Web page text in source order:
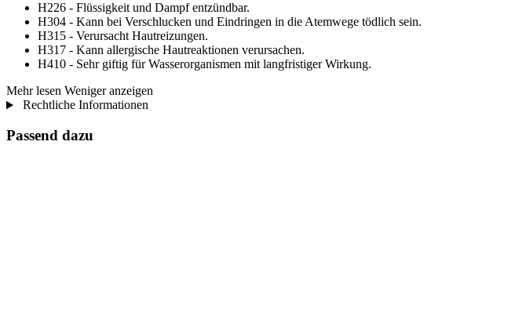
H226 - Flüssigkeit und Dampf entzündbar.
H304 - Kann bei Verschlucken und Eindringen in die Atemwege tödlich sein.
H315 - Verursacht Hautreizungen.
H317 - Kann allergische Hautreaktionen verursachen.
H410 - Sehr giftig für Wasserorganismen mit langfristiger Wirkung.
Mehr lesen Weniger anzeigen
Rechtliche Informationen
Passend dazu